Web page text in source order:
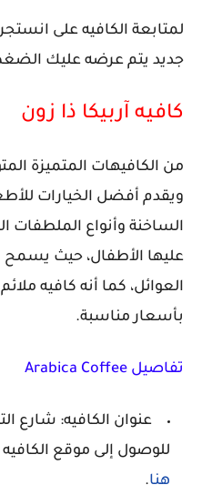
لمتابعة الكافيه على
جديد يتم عرضه عليك
كافيه آربيكا ذا زون
من الكافيهات المتميزة
ويقدم أفضل الخيارات
الساخنة وأنواع الملطفات
عليها الأطفال، حيث يسمح
العوائل، كما أنه كافيه
بأسعار مناسبة.
تفاصيل Arabica Coffee
عنوان الكافيه: شارع
للوصول إلى موقع
هنا.